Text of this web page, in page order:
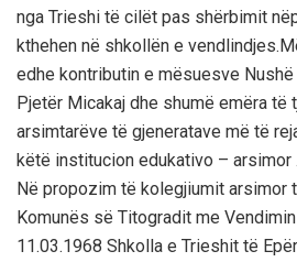
nga Trieshi të cilët pas shërbimit
kthehen në shkollën e
edhe kontributin e mësuesve
Pjetër Micakaj dhe shumë emëra të
arsimtarëve të gjeneratave më të
këtë institucion edukativo – arsimor .
Në propozim të kolegjiumit arsimor
Komunës së Titogradit me
11.03.1968 Shkolla e Trieshit të